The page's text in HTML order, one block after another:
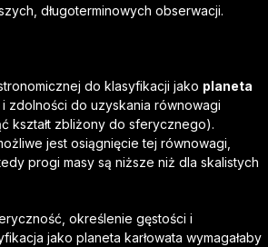
długoterminowych obserwacji.
do klasyfikacji jako planeta
zdolności do uzyskania równowagi
kształt zbliżony do sferycznego).
jest osiągnięcie tej równowagi,
progi masy są niższe niż dla skalistych
określenie gęstości i
jako planeta karłowata wymagałaby